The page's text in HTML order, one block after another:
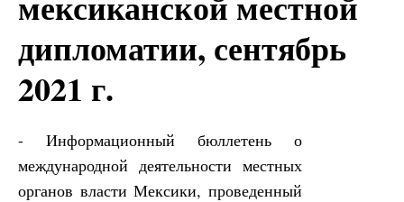
дипломатии, сентябрь
2021 г.
- Информационный бюллетень о
международной деятельности местных
органов власти Мексики, проведенный